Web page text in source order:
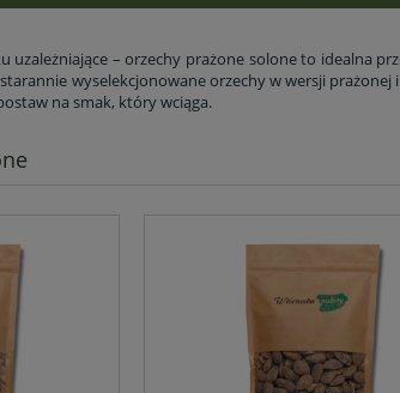
uzależniające – orzechy prażone solone to idealna
starannie wyselekcjonowane orzechy w wersji
na smak, który wciąga.